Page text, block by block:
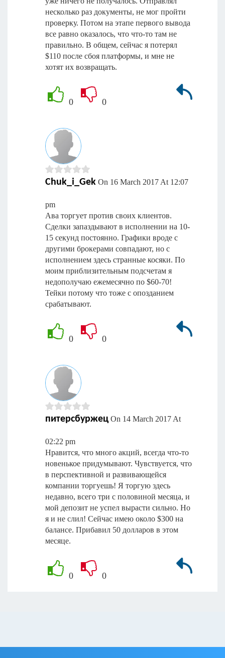
несколько раз документы, не мог пройти
проверку. Потом на этапе первого вывода
все равно оказалось, что что-то там не
правильно. В общем, сейчас я потерял
$110 после сбоя платформы, и мне не
хотят их возвращать.
0 0
Chuk_i_Gek On 16 March 2017 At 12:07
pm
Ава торгует против своих клиентов.
Сделки запаздывают в исполнении на 10-
15 секунд постоянно. Графики вроде с
другими брокерами совпадают, но с
исполнением здесь странные косяки. По
моим приблизительным подсчетам я
недополучаю ежемесячно по $60-70!
Тейки потому что тоже с опозданием
срабатывают.
0 0
питерсбуржец On 14 March 2017 At
02:22 pm
Нравится, что много акций, всегда что-то
новенькое придумывают. Чувствуется, что
в перспективной и развивающейся
компании торгуешь! Я торгую здесь
недавно, всего три с половиной месяца, и
мой депозит не успел вырасти сильно. Но
я и не слил! Сейчас имею около $300 на
балансе. Прибавил 50 долларов в этом
месяце.
0 0